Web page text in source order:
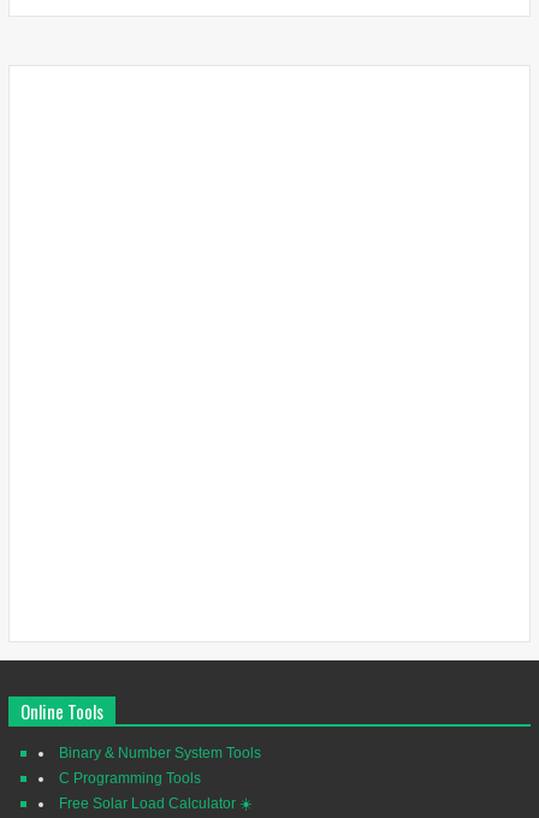
Online Tools
Binary & Number System Tools
C Programming Tools
Free Solar Load Calculator ☀️